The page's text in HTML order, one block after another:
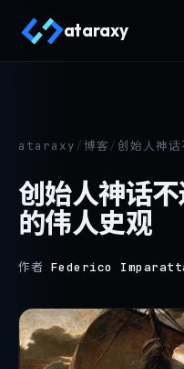
ataraxy
ataraxy /博客 /创始人神
创始人神话
的伟人史观
作者 Federico